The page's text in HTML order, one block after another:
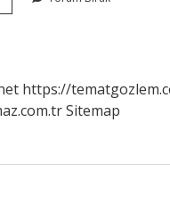
https://
Sitemap